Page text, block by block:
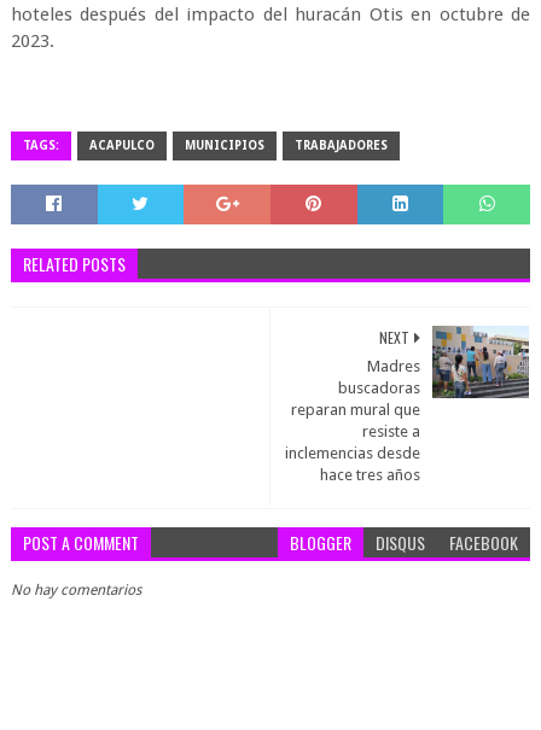
hoteles después del impacto del huracán Otis en octubre de
2023.
TAGS: ACAPULCO MUNICIPIOS TRABAJADORES
RELATED POSTS
NEXT
Madres
buscadoras
reparan mural que
resiste a
inclemencias desde
hace tres años
POST A COMMENT BLOGGER DISQUS FACEBOOK
No hay comentarios